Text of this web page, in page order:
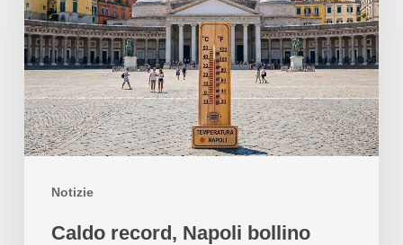
Notizie
Caldo record, Napoli bollino